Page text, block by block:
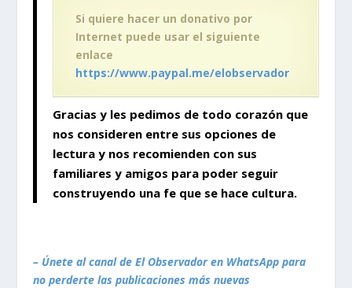
Si quiere hacer un donativo por
Internet puede usar el siguiente
enlace
https://www.paypal.me/elobservador
Gracias y les pedimos de todo corazón que
nos consideren entre sus opciones de
lectura y nos recomienden con sus
familiares y amigos para poder seguir
construyendo una fe que se hace cultura.
– Únete al canal de El Observador en WhatsApp para
no perderte las publicaciones más nuevas